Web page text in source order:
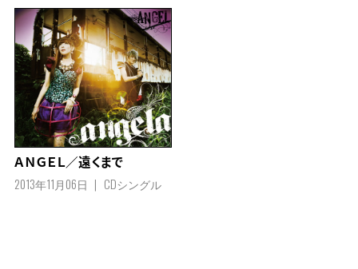
ＡＮＧＥＬ／遠くまで
2013年11月06日 CDシングル